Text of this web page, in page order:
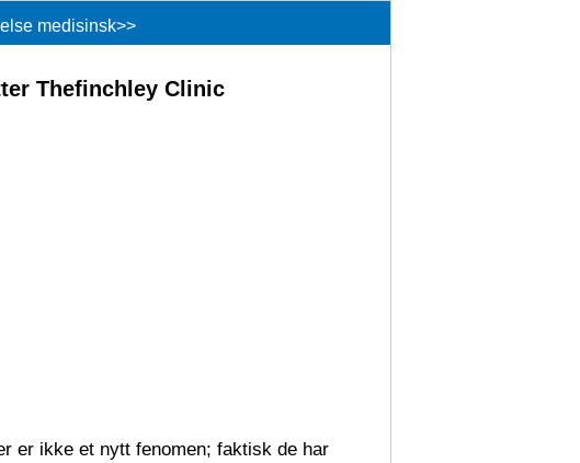
medisinsk>>
Thefinchley Clinic
er ikke et nytt fenomen; faktisk de har